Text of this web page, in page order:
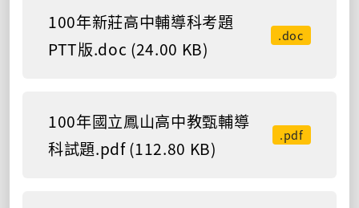
100年新莊高中輔導科考題
PTT版.doc (24.00 KB)
.doc
100年國立鳳山高中教甄輔導
科試題.pdf (112.80 KB)
.pdf